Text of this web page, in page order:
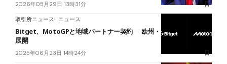
2026年05月29日 13時31分
取引所ニュース ニュース
Bitget、MotoGPと地域パートナー契約──欧州・アジアGPで協業
展開
2025年06月23日 14時24分